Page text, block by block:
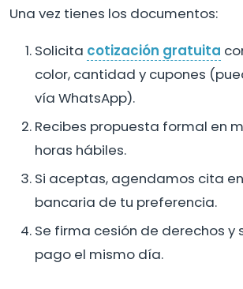
Una vez tienes los documentos:
Solicita cotización gratuita
color, cantidad y cupones
vía WhatsApp).
Recibes propuesta formal en
horas hábiles.
Si aceptas, agendamos cita
bancaria de tu preferencia.
Se firma cesión de derechos y
pago el mismo día.